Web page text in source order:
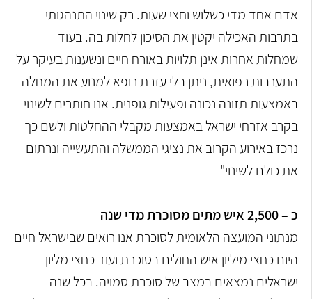
אדם אחד מדי כשלוש וחצי שעות. רק שינוי התנהגותי
בתרבות האכילה יקטין את הסיכון לחלות בה. בעוד
שמחלות אחרות אינן תלויות באורח חיים ונשענות בעיקר על
התערבות רפואית, ניתן בלי עזרת רופא למנוע את המחלה
באמצעות תזונה נכונה ופעילות גופנית. אנו חותרים לשינוי
בקרב אזרחי ישראל באמצעות מקבלי ההחלטות ולשם כך
נרכז באירוע הקרוב את נציגי הממשלה והתעשייה ונרתום
את כולם לשינוי"
כ – 2,500 איש מתים מסוכרת מדי שנה
מנתוני המועצה הלאומית לסוכרת אנו רואים שבישראל חיים
היום כחצי מיליון איש החולים בסוכרת ועוד כחצי מליון
ישראלים נמצאים במצב של סוכרת סמויה. בכל שנה